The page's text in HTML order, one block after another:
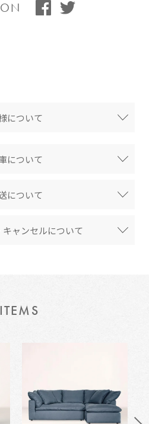
について
について
について
ャンセルについて